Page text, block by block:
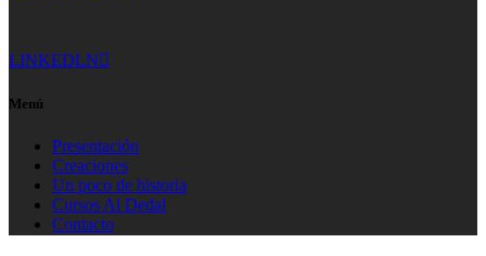
LINKEDLN
Menú
Presentación
Creaciones
Un poco de historia
Cursos Al Dedal
Contacto